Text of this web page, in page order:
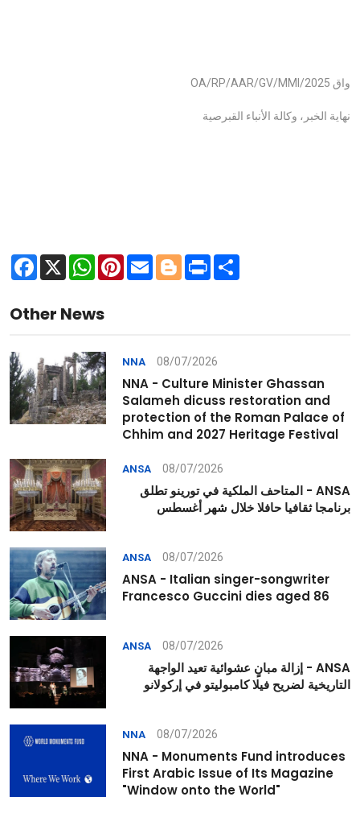
واق OA/RP/AAR/GV/MMI/2025
نهاية الخبر، وكالة الأنباء القبرصية
Facebook
X WhatsApp
Pinterest
Email Blogger
Print
Other News
NNA 08/07/2026
NNA - Culture Minister Ghassan
Salameh dicuss restoration and
protection of the Roman Palace of
Chhim and 2027 Heritage Festival
ANSA 08/07/2026
ANSA - المتاحف الملكية في تورينو تطلق
برنامجا ثقافيا حافلا خلال شهر أغسطس
ANSA 08/07/2026
ANSA - Italian singer-songwriter
Francesco Guccini dies aged 86
ANSA 08/07/2026
ANSA - إزالة مبانٍ عشوائية تعيد الواجهة
التاريخية لضريح فيلا كامبوليتو في إركولانو
NNA 08/07/2026
NNA - Monuments Fund introduces
First Arabic Issue of Its Magazine
"Window onto the World"